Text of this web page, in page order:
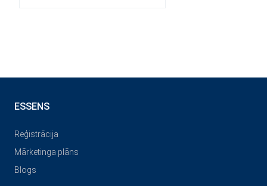
ESSENS
Reģistrācija
Mārketinga plāns
Blogs